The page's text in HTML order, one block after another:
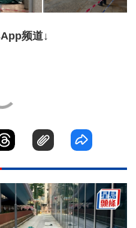
频道↓